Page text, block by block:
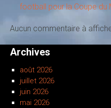
football pour la Coupe du
Aucun commentaire à
Archives
août 2026
juillet 2026
juin 2026
mai 2026